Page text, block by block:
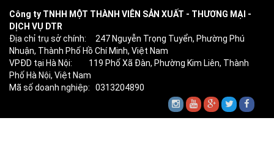
Công ty TNHH MỘT THÀNH VIÊN SẢN XUẤT - THƯƠNG MẠI -
DỊCH VỤ DTR
Địa chỉ trụ sở chính: 247 Nguyễn Trọng Tuyển, Phường Phú
Nhuận, Thành Phố Hồ Chí Minh, Việt Nam
VPĐD tại Hà Nội: 119 Phố Xã Đàn, Phường Kim Liên, Thành
Phố Hà Nội, Việt Nam
Mã số doanh nghiệp: 0313204890